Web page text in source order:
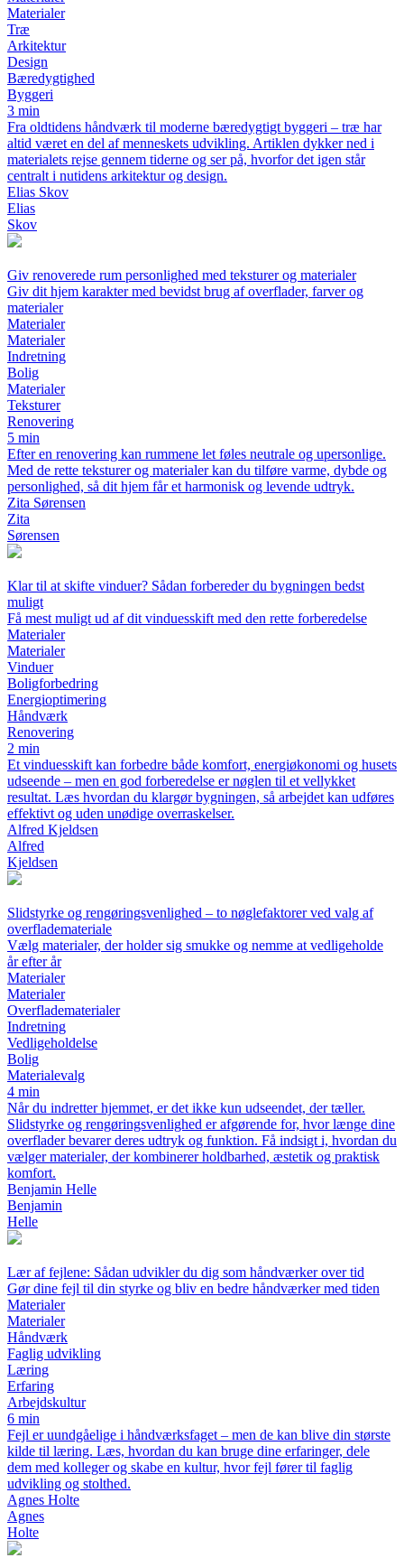
Materialer
Træ
Arkitektur
Design
Bæredygtighed
Byggeri
3 min
Fra oldtidens håndværk til moderne bæredygtigt byggeri – træ har
altid været en del af menneskets udvikling. Artiklen dykker ned i
materialets rejse gennem tiderne og ser på, hvorfor det igen står
centralt i nutidens arkitektur og design.
Elias Skov
Elias
Skov
Giv renoverede rum personlighed med teksturer og materialer
Giv dit hjem karakter med bevidst brug af overflader, farver og
materialer
Materialer
Materialer
Indretning
Bolig
Materialer
Teksturer
Renovering
5 min
Efter en renovering kan rummene let føles neutrale og upersonlige.
Med de rette teksturer og materialer kan du tilføre varme, dybde og
personlighed, så dit hjem får et harmonisk og levende udtryk.
Zita Sørensen
Zita
Sørensen
Klar til at skifte vinduer? Sådan forbereder du bygningen bedst
muligt
Få mest muligt ud af dit vinduesskift med den rette forberedelse
Materialer
Materialer
Vinduer
Boligforbedring
Energioptimering
Håndværk
Renovering
2 min
Et vinduesskift kan forbedre både komfort, energiøkonomi og husets
udseende – men en god forberedelse er nøglen til et vellykket
resultat. Læs hvordan du klargør bygningen, så arbejdet kan udføres
effektivt og uden unødige overraskelser.
Alfred Kjeldsen
Alfred
Kjeldsen
Slidstyrke og rengøringsvenlighed – to nøglefaktorer ved valg af
overflademateriale
Vælg materialer, der holder sig smukke og nemme at vedligeholde
år efter år
Materialer
Materialer
Overfladematerialer
Indretning
Vedligeholdelse
Bolig
Materialevalg
4 min
Når du indretter hjemmet, er det ikke kun udseendet, der tæller.
Slidstyrke og rengøringsvenlighed er afgørende for, hvor længe dine
overflader bevarer deres udtryk og funktion. Få indsigt i, hvordan du
vælger materialer, der kombinerer holdbarhed, æstetik og praktisk
komfort.
Benjamin Helle
Benjamin
Helle
Lær af fejlene: Sådan udvikler du dig som håndværker over tid
Gør dine fejl til din styrke og bliv en bedre håndværker med tiden
Materialer
Materialer
Håndværk
Faglig udvikling
Læring
Erfaring
Arbejdskultur
6 min
Fejl er uundgåelige i håndværksfaget – men de kan blive din største
kilde til læring. Læs, hvordan du kan bruge dine erfaringer, dele
dem med kolleger og skabe en kultur, hvor fejl fører til faglig
udvikling og stolthed.
Agnes Holte
Agnes
Holte